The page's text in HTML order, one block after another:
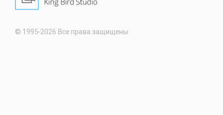
© 1995-2026 Все права защищены